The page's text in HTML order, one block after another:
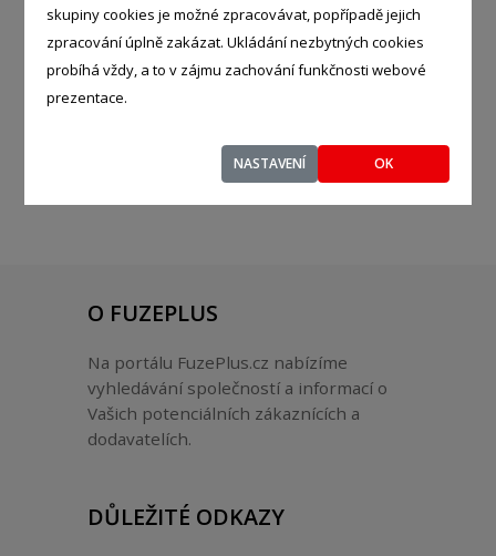
skupiny cookies je možné zpracovávat, popřípadě jejich
zpracování úplně zakázat. Ukládání nezbytných cookies
probíhá vždy, a to v zájmu zachování funkčnosti webové
prezentace.
NASTAVENÍ OK
KATEGORIE
Zahrada
O FUZEPLUS
Na portálu FuzePlus.cz nabízíme
vyhledávání společností a informací o
Vašich potenciálních zákaznících a
dodavatelích.
DŮLEŽITÉ ODKAZY